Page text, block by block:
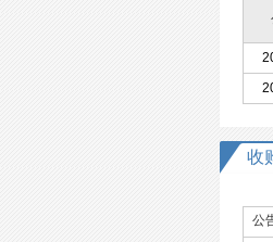
收
公